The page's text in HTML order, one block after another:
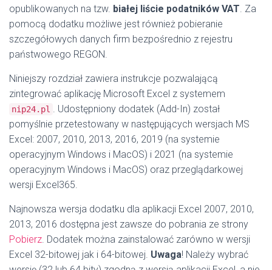
opublikowanych na tzw. białej liście podatników VAT. Za
pomocą dodatku możliwe jest również pobieranie
szczegółowych danych firm bezpośrednio z rejestru
państwowego REGON.
Niniejszy rozdział zawiera instrukcje pozwalającą
zintegrować aplikację Microsoft Excel z systemem
nip24.pl . Udostępniony dodatek (Add-In) został
pomyślnie przetestowany w następujących wersjach MS
Excel: 2007, 2010, 2013, 2016, 2019 (na systemie
operacyjnym Windows i MacOS) i 2021 (na systemie
operacyjnym Windows i MacOS) oraz przeglądarkowej
wersji Excel365.
Najnowsza wersja dodatku dla aplikacji Excel 2007, 2010,
2013, 2016 dostępna jest zawsze do pobrania ze strony
Pobierz. Dodatek można zainstalować zarówno w wersji
Excel 32-bitowej jak i 64-bitowej. Uwaga! Należy wybrać